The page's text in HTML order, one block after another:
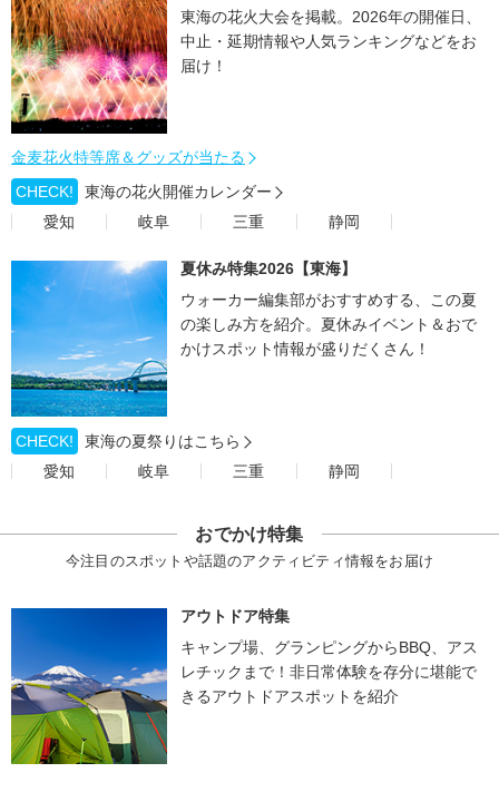
東海の花火大会を掲載。2026年の開催日、
中止・延期情報や人気ランキングなどをお
届け！
金麦花火特等席＆グッズが当たる
CHECK!
東海の花火開催カレンダー
愛知
岐阜 三重 静岡
夏休み特集2026【東海】
ウォーカー編集部がおすすめする、この夏
の楽しみ方を紹介。夏休みイベント＆おで
かけスポット情報が盛りだくさん！
CHECK!
東海の夏祭りはこちら
愛知
岐阜 三重 静岡
おでかけ特集
今注目のスポットや話題のアクティビティ情報をお届け
アウトドア特集
キャンプ場、グランピングからBBQ、アス
レチックまで！非日常体験を存分に堪能で
きるアウトドアスポットを紹介